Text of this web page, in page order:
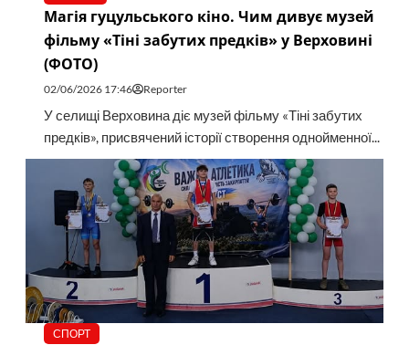
Магія гуцульського кіно. Чим дивує музей
фільму «Тіні забутих предків» у Верховині
(ФОТО)
02/06/2026 17:46 Reporter
У селищі Верховина діє музей фільму «Тіні забутих
предків», присвячений історії створення однойменної...
СПОРТ